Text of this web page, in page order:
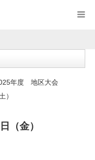
年度 地区大会
）
（金）